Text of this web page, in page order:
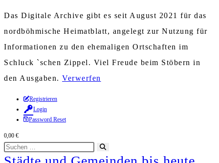
Das Digitale Archive gibt es seit August 2021 für das
nordböhmische Heimatblatt, angelegt zur Nutzung für
Informationen zu den ehemaligen Ortschaften im
Schluck `schen Zippel. Viel Freude beim Stöbern in
den Ausgaben. Verwerfen
Zum
Inhalt
springen
Registrieren
Login
Password Reset
0,00 €
Diese
Website
starten